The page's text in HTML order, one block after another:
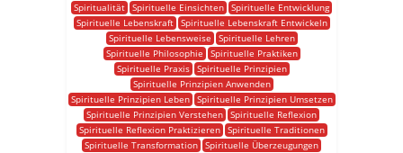
Spiritualität Spirituelle Einsichten Spirituelle Entwicklung
Spirituelle Lebenskraft
Spirituelle Lebenskraft Entwickeln
Spirituelle Lebensweise
Spirituelle Lehren
Spirituelle Philosophie
Spirituelle Praktiken
Spirituelle Praxis
Spirituelle Prinzipien
Spirituelle Prinzipien Anwenden
Spirituelle Prinzipien Leben
Spirituelle Prinzipien Umsetzen
Spirituelle Prinzipien Verstehen Spirituelle Reflexion
Spirituelle Reflexion Praktizieren
Spirituelle Traditionen
Spirituelle Transformation Spirituelle Überzeugungen